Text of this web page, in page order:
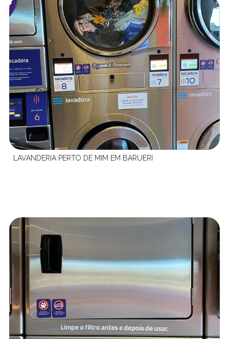
LAVANDERIA PERTO DE MIM EM BARUERI